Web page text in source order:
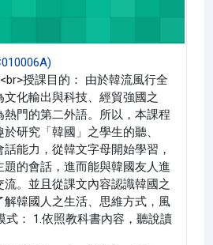
授課目的： 由於韓流風行全
化輸出與科技、經貿強國之
門的第二外語。所以，本課程
研究「韓國」之學生的聽、
能力，從韓文字母開始學習，
的會話，進而能與韓國友人進
。並且從課文內容認識韓國之
解韓國人之生活、思維方式，風
式： 1.依照教科書內容，聽說讀